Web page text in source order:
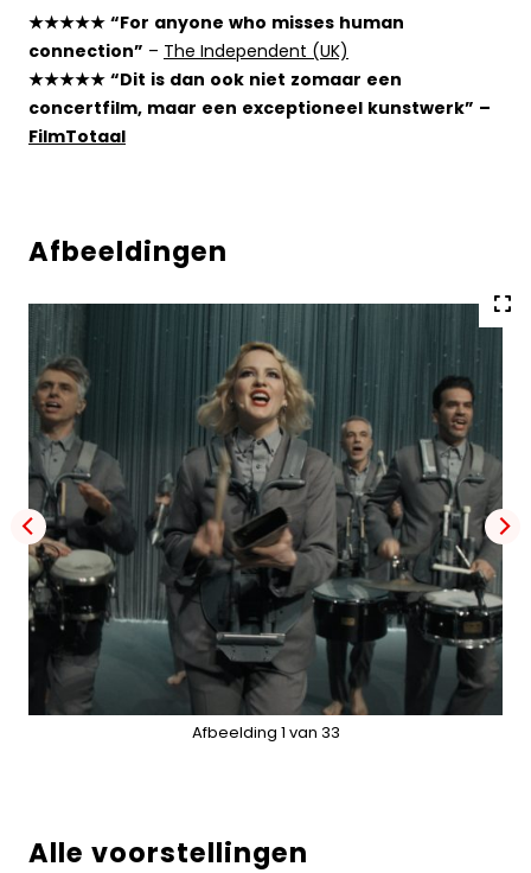
★★★★★ “For anyone who misses human
connection” – The Independent (UK)
★★★★★ “Dit is dan ook niet zomaar een
concertfilm, maar een exceptioneel kunstwerk” –
FilmTotaal
Afbeeldingen
Alle voorstellingen